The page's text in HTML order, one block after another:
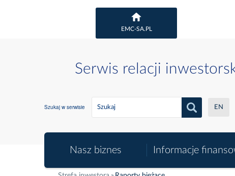
EMC-SA.PL
Serwis relacji
Szukaj w serwisie EN
Nasz biznes Informacje